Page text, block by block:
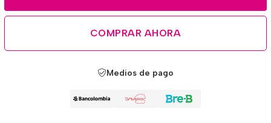
COMPRAR AHORA
Medios de pago